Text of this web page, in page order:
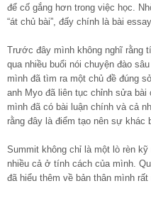
để cố gắng hơn trong việc học.
“át chủ bài”, đấy chính là bài
Trước đây mình không nghĩ rằng
qua nhiều buổi nói chuyện đào
mình đã tìm ra một chủ đề đúng
anh Myo đã liên tục chỉnh sửa
mình đã có bài luận chính và cả
rằng đây là điểm tạo nên sự khác
Summit không chỉ là một lò rèn
nhiều cả ở tính cách của mình.
đã hiểu thêm về bản thân mình rất